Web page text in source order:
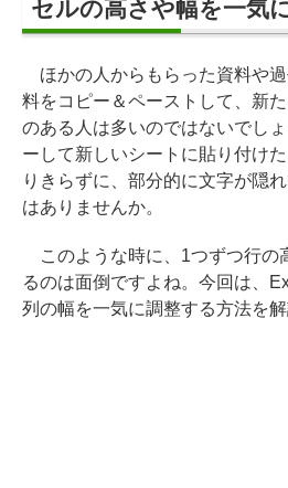
セルの高さや幅を一気
ほかの人からもらった資料や
料をコピー＆ペーストして、新
のある人は多いのではないでし
ーして新しいシートに貼り付け
りきらずに、部分的に文字が隠
はありませんか。
このような時に、1つずつ行の
るのは面倒ですよね。今回は、
列の幅を一気に調整する方法を解